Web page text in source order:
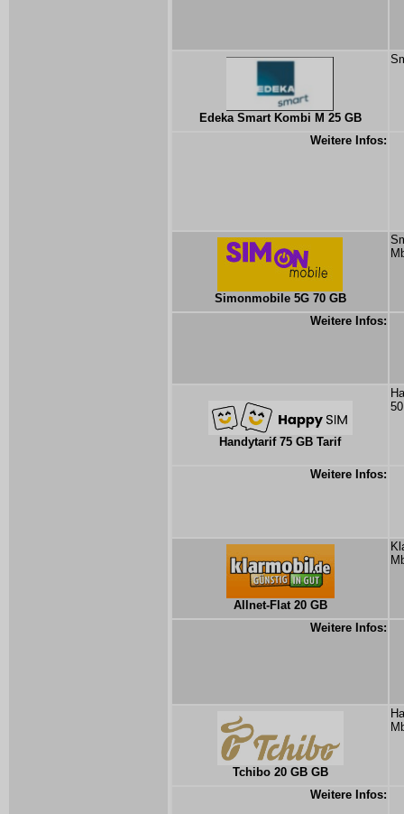
Edeka Smart Kombi M 25 GB
Weitere Infos:
Simonmobile 5G 70 GB
Weitere Infos:
Handytarif 75 GB Tarif
Weitere Infos:
Allnet-Flat 20 GB
Weitere Infos:
Tchibo 20 GB GB
Weitere Infos: